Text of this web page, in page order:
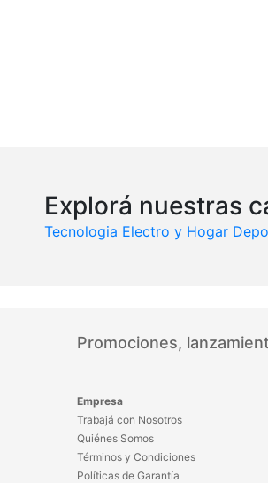
Explorá nuestras
Tecnologia Electro y Hogar
Promociones,
Empresa
Trabajá con Nosotros
Quiénes Somos
Términos y Condiciones
Políticas de Garantía